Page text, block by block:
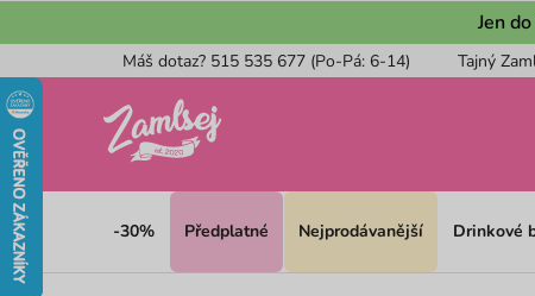
na
Jen
Máš dotaz? 515 535 677 (Po-Pá: 6-14) Tajný
-30% Předplatné Nejprodávanější Drinkové